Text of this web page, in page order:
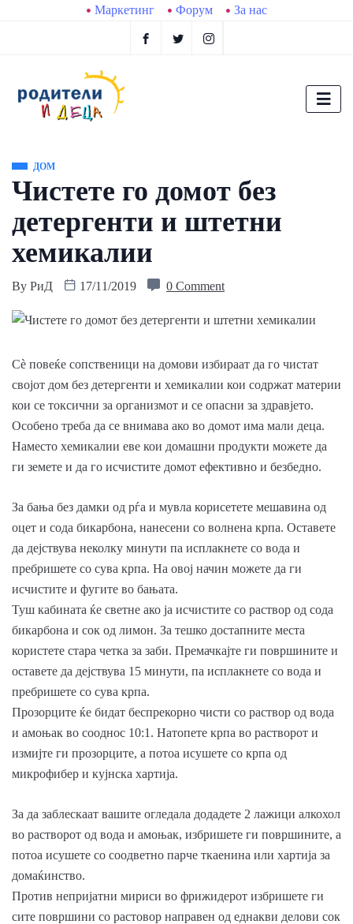
Маркетинг Форум За нас
ДОМ
Чистете го домот без
детергенти и штетни
хемикалии
By РиД 17/11/2019 0 Comment
Сè повеќе сопственици на домови избираат да го чистат
својот дом без детергенти и хемикалии кои содржат материи
кои се токсични за организмот и се опасни за здравјето.
Особено треба да се внимава ако во домот има мали деца.
Наместо хемикалии еве кои домашни продукти можете да
ги земете и да го исчистите домот ефективно и безбедно.
За бања без дамки од рѓа и мувла корисетете мешавина од
оцет и сода бикарбона, нанесени со волнена крпа. Оставете
да дејствува неколку минути па исплакнете со вода и
пребришете со сува крпа. На овој начин можете да ги
исчистите и фугите во бањата.
Туш кабината ќе светне ако ја исчистите со раствор од сода
бикарбона и сок од лимон. За тешко достапните места
користете стара четка за заби. Премачкајте ги површините и
оставете да дејствува 15 минути, па исплакнете со вода и
пребришете со сува крпа.
Прозорците ќе бидат беспрекорно чисти со раствор од вода
и амоњак во сооднос 10:1. Натопете крпа во растворот и
измијте ги прозорците, а потоа исушете со крпа од
микрофибер и кујнска хартија.
За да заблескаат вашите огледала додадете 2 лажици алкохол
во растворот од вода и амоњак, избришете ги површините, а
потоа исушете со соодветно парче ткаенина или хартија за
домаќинство.
Против непријатни мириси во фрижидерот избришете ги
сите површини со растовор направен од еднакви делови сок